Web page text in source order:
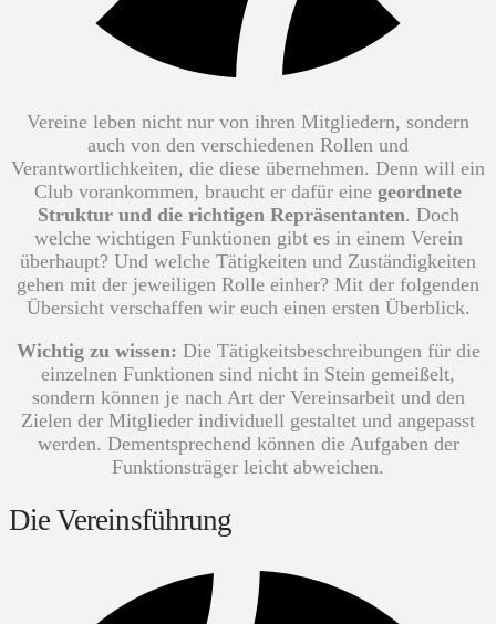
Vereine leben nicht nur von ihren Mitgliedern, sondern
auch von den verschiedenen Rollen und
Verantwortlichkeiten, die diese übernehmen. Denn will ein
Club vorankommen, braucht er dafür eine geordnete
Struktur und die richtigen Repräsentanten. Doch
welche wichtigen Funktionen gibt es in einem Verein
überhaupt? Und welche Tätigkeiten und Zuständigkeiten
gehen mit der jeweiligen Rolle einher? Mit der folgenden
Übersicht verschaffen wir euch einen ersten Überblick.
Wichtig zu wissen: Die Tätigkeitsbeschreibungen für die
einzelnen Funktionen sind nicht in Stein gemeißelt,
sondern können je nach Art der Vereinsarbeit und den
Zielen der Mitglieder individuell gestaltet und angepasst
werden. Dementsprechend können die Aufgaben der
Funktionsträger leicht abweichen.
Die Vereinsführung